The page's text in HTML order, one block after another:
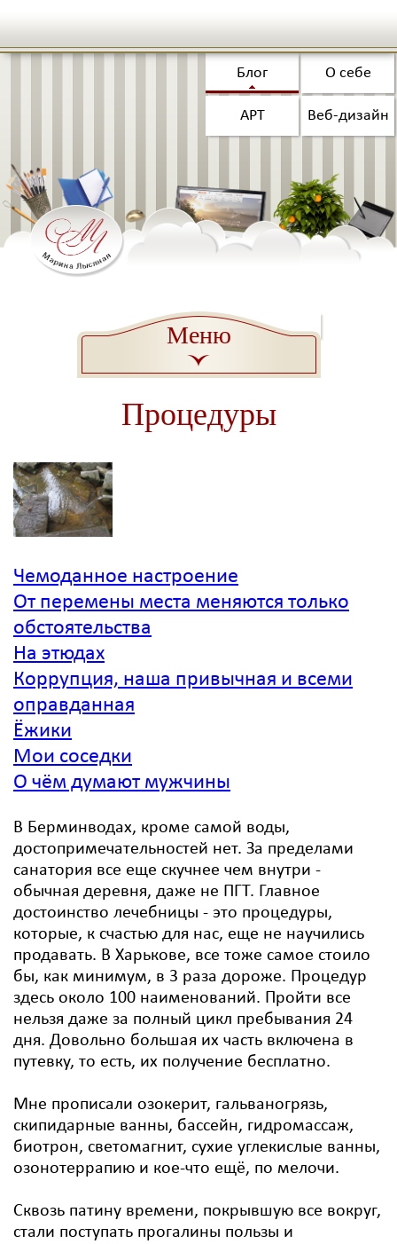
Блог О себе
АРТ Веб-дизайн
Меню
a
Процедуры
Чемоданное настроение
От перемены места меняются только
обстоятельства
На этюдах
Коррупция, наша привычная и всеми
оправданная
Ёжики
Мои соседки
О чём думают мужчины
В Берминводах, кроме самой воды,
достопримечательностей нет. За пределами
санатория все еще скучнее чем внутри -
обычная деревня, даже не ПГТ. Главное
достоинство лечебницы - это процедуры,
которые, к счастью для нас, еще не научились
продавать. В Харькове, все тоже самое стоило
бы, как минимум, в 3 раза дороже. Процедур
здесь около 100 наименований. Пройти все
нельзя даже за полный цикл пребывания 24
дня. Довольно большая их часть включена в
путевку, то есть, их получение бесплатно.
Мне прописали озокерит, гальваногрязь,
скипидарные ванны, бассейн, гидромассаж,
биотрон, светомагнит, сухие углекислые ванны,
озонотеррапию и кое-что ещё, по мелочи.
Сквозь патину времени, покрывшую все вокруг,
стали поступать прогалины пользы и